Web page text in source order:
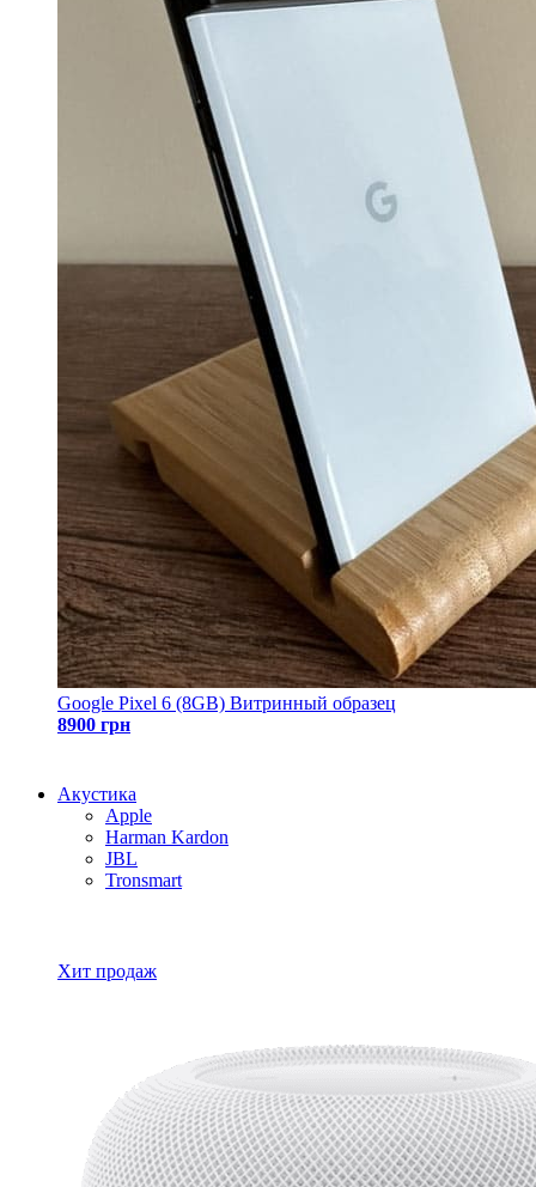
Google Pixel 6 (8GB) Витринный образец
8900 грн
Акустика
Apple
Harman Kardon
JBL
Tronsmart
Хит продаж